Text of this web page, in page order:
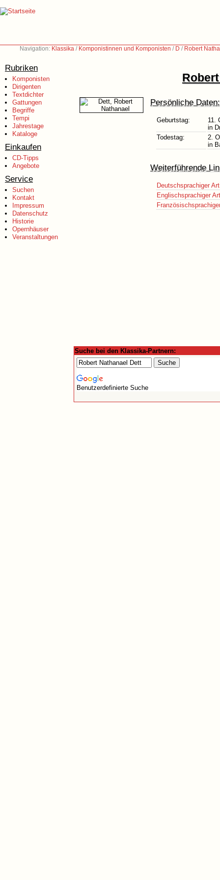
Navigation: Klassika / Komponistinnen und Komponisten / D / Robert
Rubriken
Komponisten
Dirigenten
Textdichter
Gattungen
Begriffe
Tempi
Jahrestage
Kataloge
Einkaufen
CD-Tipps
Angebote
Service
Suchen
Kontakt
Impressum
Datenschutz
Historie
Opernhäuser
Veranstaltungen
Persönliche Daten:
Geburtstag:
11.
in
Todestag:
2.
in
Weiterführende
Deutschsprachiger
Englischsprachiger
Suche bei den Klassika-Partnern:
Benutzerdefinierte Suche